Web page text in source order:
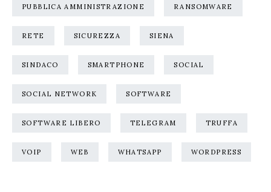
PUBBLICA AMMINISTRAZIONE RANSOMWARE
RETE SICUREZZA SIENA
SINDACO SMARTPHONE SOCIAL
SOCIAL NETWORK SOFTWARE
SOFTWARE LIBERO TELEGRAM TRUFFA
VOIP WEB WHATSAPP WORDPRESS